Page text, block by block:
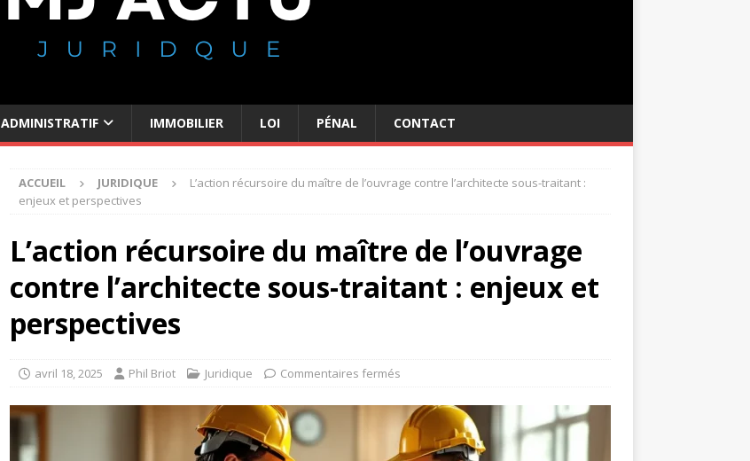
ADMINISTRATIF IMMOBILIER LOI PÉNAL CONTACT
ACCUEIL JURIDIQUE
L’action récursoire du maître de l’ouvrage contre l’architecte sous-traitant :
enjeux et perspectives
L’action récursoire du maître de l’ouvrage
contre l’architecte sous-traitant : enjeux et
perspectives
avril 18, 2025 Phil Briot Juridique Commentaires fermés